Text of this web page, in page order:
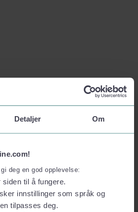
Detaljer Om
deg en god opplevelse:
siden til å fungere.
innstillinger som språk og
tilpasses deg.